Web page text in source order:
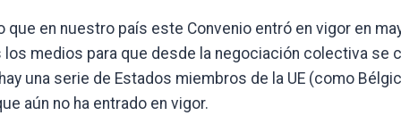
que en nuestro país este Convenio entró en vigor en
los medios para que desde la negociación colectiva se
una serie de Estados miembros de la UE (como
aún no ha entrado en vigor.